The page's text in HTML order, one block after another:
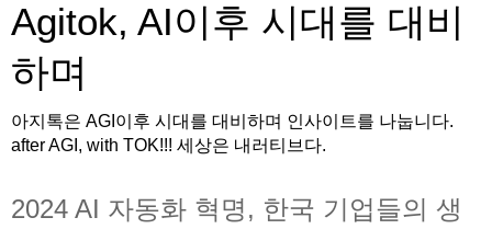
Agitok, AI이후 시대를 대비
하며
아지톡은 AGI이후 시대를 대비하며 인사이트를 나눕니다.
after AGI, with TOK!!! 세상은 내러티브다.
2024 AI 자동화 혁명, 한국 기업들의 생